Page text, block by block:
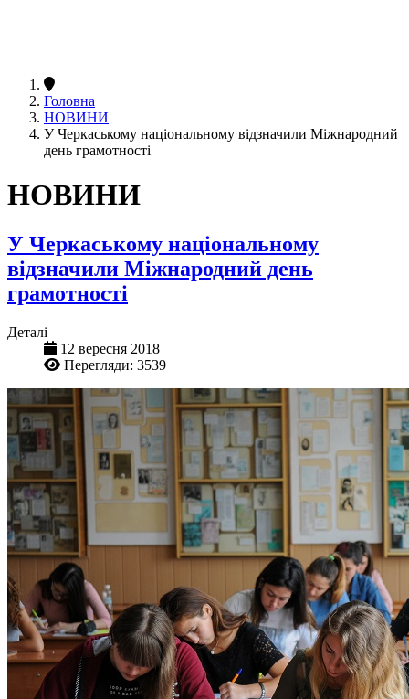
Головна
НОВИНИ
У Черкаському національному відзначили Міжнародний
день грамотності
НОВИНИ
У Черкаському національному
відзначили Міжнародний день
грамотності
Деталі
12 вересня 2018
Перегляди: 3539